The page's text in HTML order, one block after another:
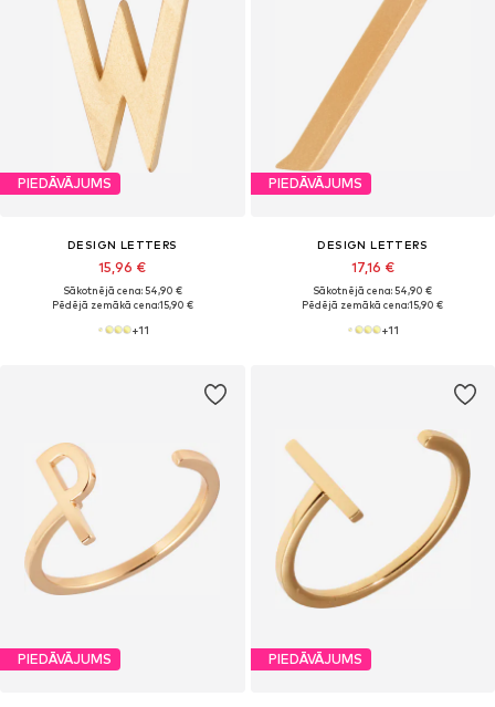
PIEDĀVĀJUMS
DESIGN LETTERS
15,96 €
Sākotnējā cena: 54,90 €
Pēdējā zemākā cena:15,90 €
+11
PIEDĀVĀJUMS
DESIGN LETTERS
17,16 €
Sākotnējā cena: 54,90 €
Pēdējā zemākā cena:15,90 €
+11
PIEDĀVĀJUMS PIEDĀVĀJUMS